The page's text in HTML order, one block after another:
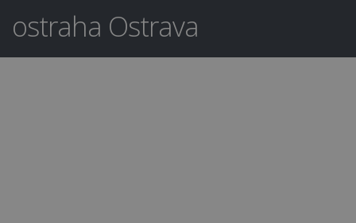
ostraha Ostrava